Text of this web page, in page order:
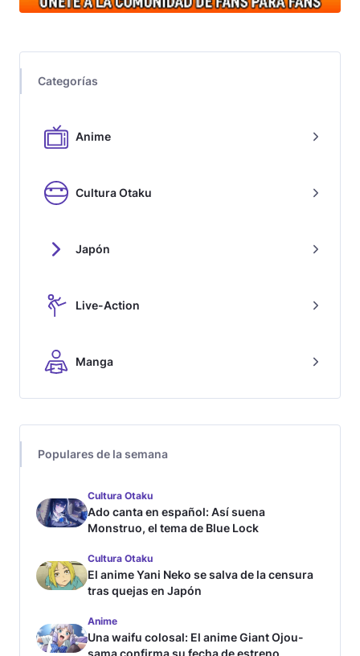
Categorías
Anime
Cultura Otaku
Japón
Live-Action
Manga
Populares de la semana
Cultura Otaku
Ado canta en español: Así suena
Monstruo, el tema de Blue Lock
Cultura Otaku
El anime Yani Neko se salva de la censura
tras quejas en Japón
Anime
Una waifu colosal: El anime Giant Ojou-
sama confirma su fecha de estreno